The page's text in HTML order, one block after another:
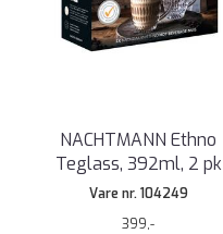
NACHTMANN Ethno
Teglass, 392ml, 2 pk
Vare nr. 104249
399,-